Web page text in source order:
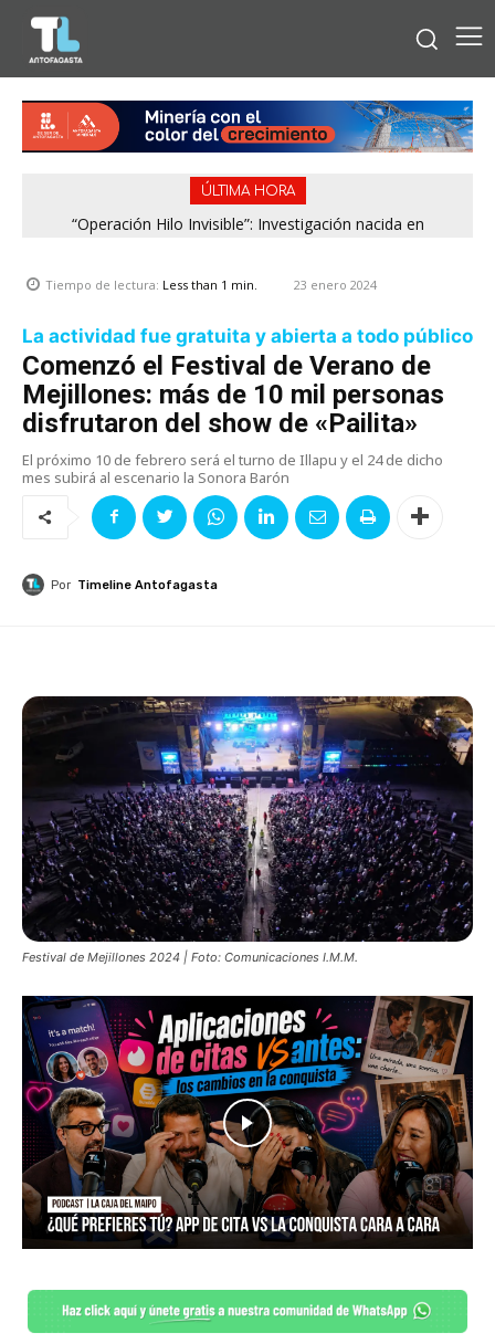
ÚLTIMA HORA
“Operación Hilo Invisible”: Investigación nacida en
Tiempo de lectura: Less than 1 min. 23 enero 2024
La actividad fue gratuita y abierta a todo público
Comenzó el Festival de Verano de
Mejillones: más de 10 mil personas
disfrutaron del show de «Pailita»
El próximo 10 de febrero será el turno de Illapu y el 24 de dicho
mes subirá al escenario la Sonora Barón
Por Timeline Antofagasta
Festival de Mejillones 2024 | Foto: Comunicaciones I.M.M.